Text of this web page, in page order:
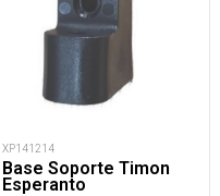
XP141214
Base Soporte Timon
Esperanto